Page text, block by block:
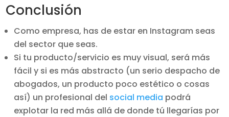
Conclusión
Como empresa, has de estar en Instagram seas
del sector que seas.
Si tu producto/servicio es muy visual, será más
fácil y si es más abstracto (un serio despacho de
abogados, un producto poco estético o cosas
así) un profesional del social media podrá
explotar la red más allá de donde tú llegarías por